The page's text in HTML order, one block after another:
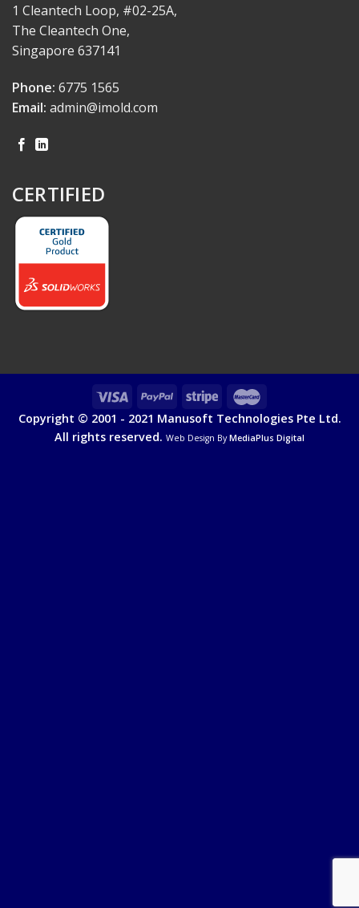
1 Cleantech Loop, #02-25A,
The Cleantech One,
Singapore 637141
Phone: 6775 1565
Email: admin@imold.com
CERTIFIED
Copyright © 2001 - 2021 Manusoft Technologies Pte Ltd.
All rights reserved. Web Design ByMediaPlus Digital